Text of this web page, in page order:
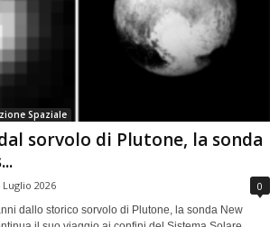
Spaziale
sorvolo di Plutone, la sonda
Luglio 2026 0
dallo storico sorvolo di Plutone, la sonda New